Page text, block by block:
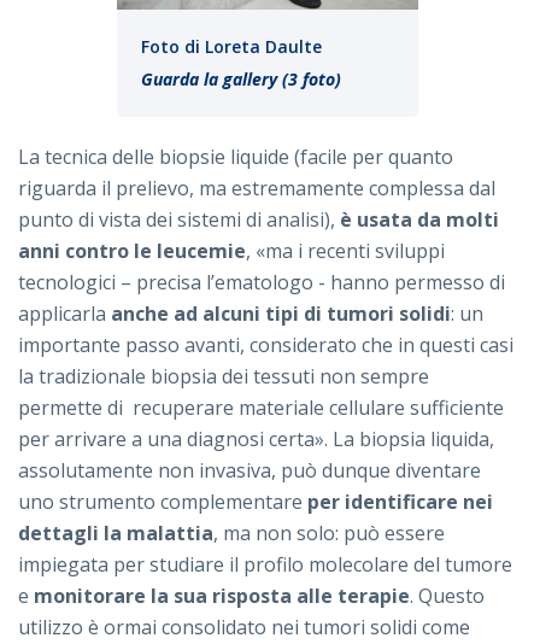
Foto di Loreta Daulte
Guarda la gallery (3 foto)
La tecnica delle biopsie liquide (facile per quanto
riguarda il prelievo, ma estremamente complessa dal
punto di vista dei sistemi di analisi), è usata da molti
anni contro le leucemie, «ma i recenti sviluppi
tecnologici – precisa l’ematologo - hanno permesso di
applicarla anche ad alcuni tipi di tumori solidi: un
importante passo avanti, considerato che in questi casi
la tradizionale biopsia dei tessuti non sempre
permette di recuperare materiale cellulare sufficiente
per arrivare a una diagnosi certa». La biopsia liquida,
assolutamente non invasiva, può dunque diventare
uno strumento complementare per identificare nei
dettagli la malattia, ma non solo: può essere
impiegata per studiare il profilo molecolare del tumore
e monitorare la sua risposta alle terapie. Questo
utilizzo è ormai consolidato nei tumori solidi come